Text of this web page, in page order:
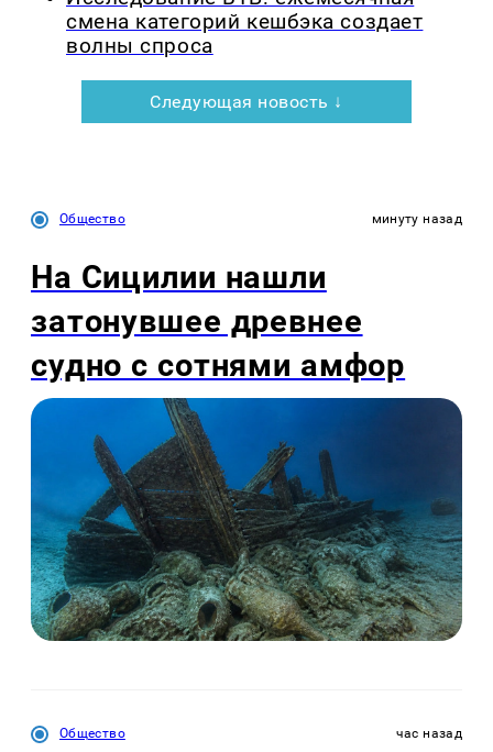
смена категорий кешбэка создает
волны спроса
Следующая новость ↓
Общество минуту назад
На Сицилии нашли
затонувшее древнее
судно с сотнями амфор
Общество час назад